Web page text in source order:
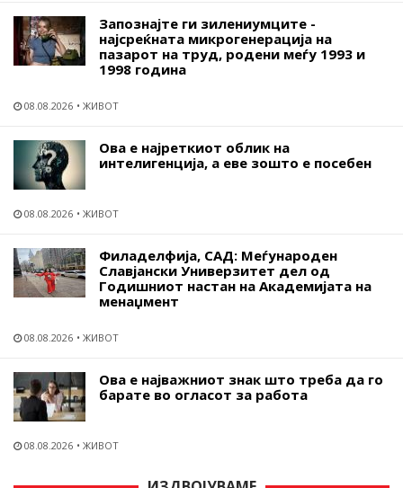
Запознајте ги зилениумците -
најсреќната микрогенерација на
пазарот на труд, родени меѓу 1993 и
1998 година
08.08.2026 ЖИВОТ
Ова е најреткиот облик на
интелигенција, а еве зошто е посебен
08.08.2026 ЖИВОТ
Филаделфија, САД: Меѓународен
Славјански Универзитет дел од
Годишниот настан на Академијата на
менаџмент
08.08.2026 ЖИВОТ
Ова е најважниот знак што треба да го
барате во огласот за работа
08.08.2026 ЖИВОТ